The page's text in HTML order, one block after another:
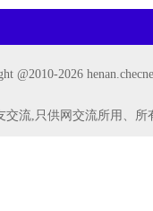
@2010-2026
流,只供网交流所用、